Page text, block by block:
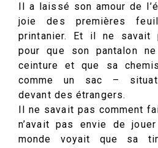
Il a laissé son amour de
joie des premières
printanier. Et il ne savait
pour que son pantalon
ceinture et que sa
comme un sac –
devant des étrangers.
Il ne savait pas comment
n’avait pas envie de
monde voyait que sa